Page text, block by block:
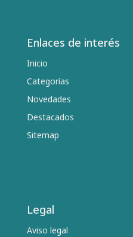
Enlaces de interés
Inicio
Categorías
Novedades
Destacados
Sitemap
Legal
Aviso legal